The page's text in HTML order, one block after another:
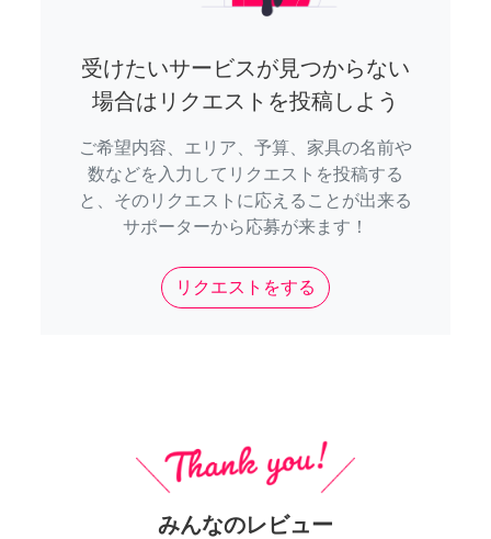
受けたいサービスが見つからない
場合はリクエストを投稿しよう
ご希望内容、エリア、予算、家具の名前や
数などを入力してリクエストを投稿する
と、そのリクエストに応えることが出来る
サポーターから応募が来ます！
リクエストをする
みんなのレビュー